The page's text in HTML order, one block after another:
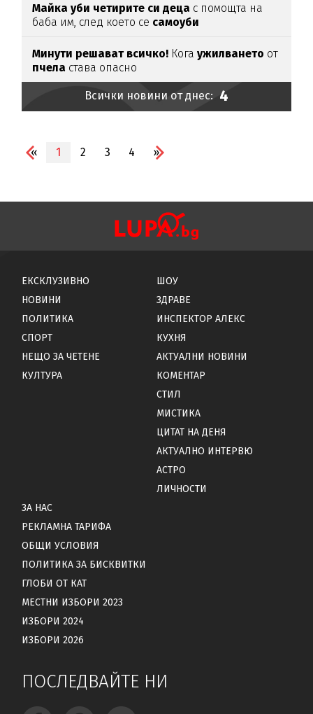
Майка уби четирите си деца с помощта на
баба им, след което се самоуби
Минути решават всичко! Когаужилването от
пчела става опасно
Всички новини от днес: 4
« 1 2 3 4 »
ЕКСКЛУЗИВНО
НОВИНИ
ПОЛИТИКА
СПОРТ
НЕЩО ЗА ЧЕТЕНЕ
КУЛТУРА
ШОУ
ЗДРАВЕ
ИНСПЕКТОР АЛЕКС
КУХНЯ
АКТУАЛНИ НОВИНИ
КОМЕНТАР
СТИЛ
МИСТИКА
ЦИТАТ НА ДЕНЯ
АКТУАЛНО ИНТЕРВЮ
АСТРО
ЛИЧНОСТИ
ЗА НАС
РЕКЛАМНА ТАРИФА
ОБЩИ УСЛОВИЯ
ПОЛИТИКА ЗА БИСКВИТКИ
ГЛОБИ ОТ КАТ
МЕСТНИ ИЗБОРИ 2023
ИЗБОРИ 2024
ИЗБОРИ 2026
ПОСЛЕДВАЙТЕ НИ